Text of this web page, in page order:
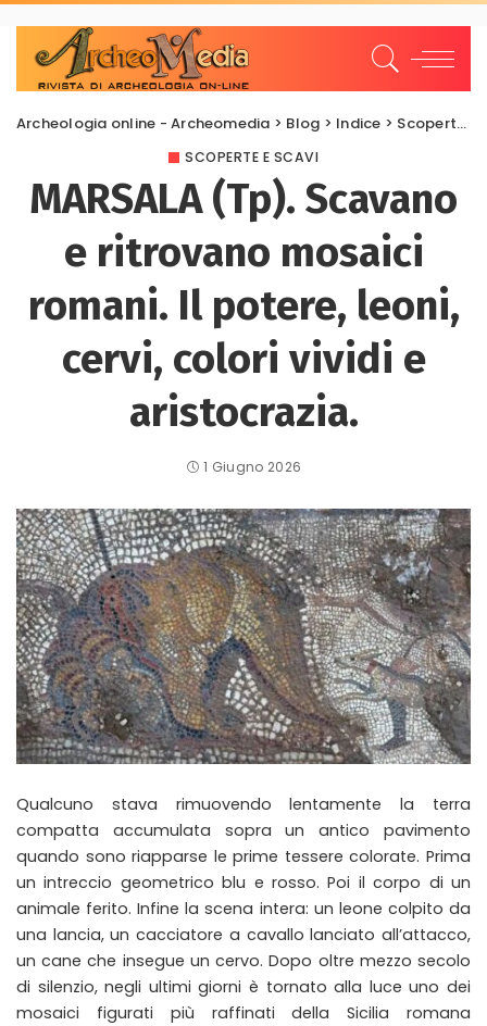
Archeologia online - Archeomedia > Blog > Indice > Scoperte e scavi
SCOPERTE E SCAVI
MARSALA (Tp). Scavano
e ritrovano mosaici
romani. Il potere, leoni,
cervi, colori vividi e
aristocrazia.
1 Giugno 2026
Qualcuno stava rimuovendo lentamente la terra
compatta accumulata sopra un antico pavimento
quando sono riapparse le prime tessere colorate. Prima
un intreccio geometrico blu e rosso. Poi il corpo di un
animale ferito. Infine la scena intera: un leone colpito da
una lancia, un cacciatore a cavallo lanciato all’attacco,
un cane che insegue un cervo. Dopo oltre mezzo secolo
di silenzio, negli ultimi giorni è tornato alla luce uno dei
mosaici figurati più raffinati della Sicilia romana